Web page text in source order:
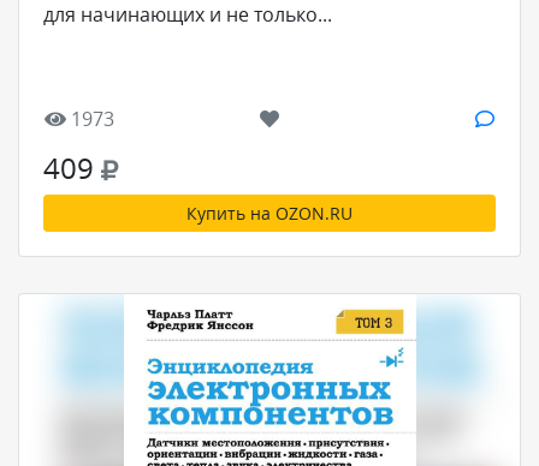
для начинающих и не только...
1973
409
Купить на OZON.RU